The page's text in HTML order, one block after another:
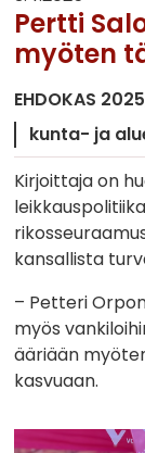
Pertti
myöten
EHDOKAS 2025
kunta- ja
Kirjoittaja on
kansallista
– Petteri
myös
ääriään
kasvuaan.